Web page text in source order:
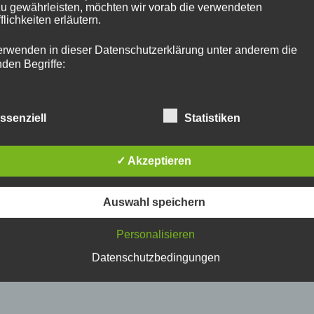
Nächster Artikel
Ein Kämpfer, nicht nur ein
Überlebender!
ebenfalls interessant …
Was erhoffst du dir vom
Leben?
gewährleisten, möchten wir vorab die verwendeten
erläutern.
in dieser Datenschutzerklärung unter anderem die
Begriffe:
personenbezogene Daten
Daten sind alle Informationen, die sich auf eine
oder identifizierbare natürliche Person (im Folgenden
angesehen, die direkt oder indirekt, insbesondere mittels
zu einer Kennung wie einem Namen, zu einer
zu einer Online-Kennung oder zu einem oder
besonderen Merkmalen, die Ausdruck der physischen,
sozialen Identität dieser natürlichen Person sind, identifiziert
Statistiken
✓ Akzeptieren
Auswahl speichern
Personalisieren
Datenschutzbedingungen